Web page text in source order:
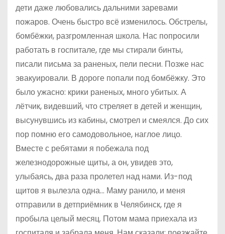
дети даже любовались дальними заревами
пожаров. Очень быстро всё изменилось. Обстрелы,
бомбёжки, разгромленная школа. Нас попросили
работать в госпитале, где мы стирали бинты,
писали письма за раненых, пели песни. Позже нас
эвакуировали. В дороге попали под бомбёжку. Это
было ужасно: крики раненых, много убитых. А
лётчик, видевший, что стреляет в детей и женщин,
высунувшись из кабины, смотрел и смеялся. До сих
пор помню его самодовольное, наглое лицо.
Вместе с ребятами я побежала под
железнодорожные щиты, а он, увидев это,
улыбаясь, два раза пролетел над нами. Из-под
щитов я вылезла одна… Маму ранило, и меня
отправили в детприёмник в Челябинск, где я
пробыла целый месяц. Потом мама приехала из